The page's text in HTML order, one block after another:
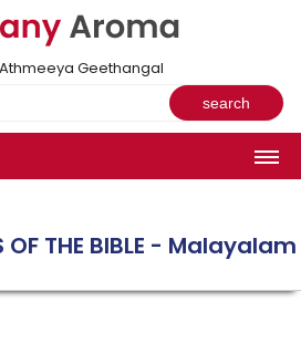
Geethangal
OF THE BIBLE - Malayalam